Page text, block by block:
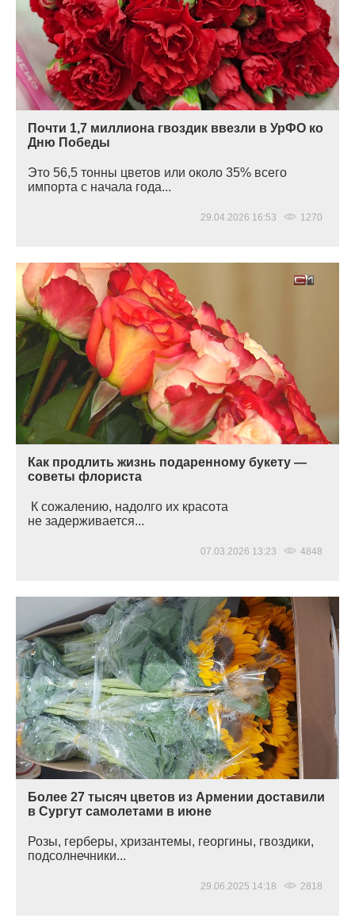
Почти 1,7 миллиона гвоздик ввезли в УрФО ко
Дню Победы
Это 56,5 тонны цветов или около 35% всего
импорта с начала года...
29.04.2026 16:53 1270
Как продлить жизнь подаренному букету —
советы флориста
К сожалению, надолго их красота
не задерживается...
07.03.2026 13:23 4848
Более 27 тысяч цветов из Армении доставили
в Сургут самолетами в июне
Розы, герберы, хризантемы, георгины, гвоздики,
подсолнечники...
29.06.2025 14:18 2818